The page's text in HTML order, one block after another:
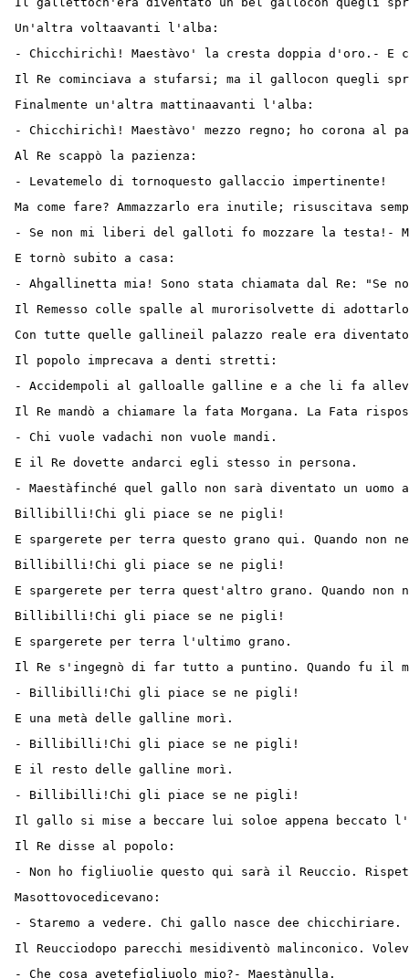
Un'altra voltaavanti l'alba:
- Chicchirichì! Maestàvo' la cresta doppia d'oro.- E
Il Re cominciava a stufarsi; ma il gallocon quegli
Finalmente un'altra mattinaavanti l'alba:
- Chicchirichì! Maestàvo' mezzo regno; ho corona al
Al Re scappò la pazienza:
- Levatemelo di tornoquesto gallaccio impertinente!
Ma come fare? Ammazzarlo era inutile; risuscitava
- Se non mi liberi del galloti fo mozzare la testa!-
E tornò subito a casa:
- Ahgallinetta mia! Sono stata chiamata dal Re:
Il Remesso colle spalle al murorisolvette di
Con tutte quelle gallineil palazzo reale era
Il popolo imprecava a denti stretti:
- Accidempoli al galloalle galline e a che li fa
Il Re mandò a chiamare la fata Morgana. La Fata
- Chi vuole vadachi non vuole mandi.
E il Re dovette andarci egli stesso in persona.
- Maestàfinché quel gallo non sarà diventato un
Billibilli!Chi gli piace se ne pigli!
E spargerete per terra questo grano qui. Quando non
Billibilli!Chi gli piace se ne pigli!
E spargerete per terra quest'altro grano. Quando non
Billibilli!Chi gli piace se ne pigli!
E spargerete per terra l'ultimo grano.
Il Re s'ingegnò di far tutto a puntino. Quando fu il
- Billibilli!Chi gli piace se ne pigli!
E una metà delle galline morì.
- Billibilli!Chi gli piace se ne pigli!
E il resto delle galline morì.
- Billibilli!Chi gli piace se ne pigli!
Il gallo si mise a beccare lui soloe appena
Il Re disse al popolo:
- Non ho figliuolie questo qui sarà il Reuccio.
Masottovocedicevano:
- Staremo a vedere. Chi gallo nasce dee chicchiriare.
Il Reucciodopo parecchi mesidiventò malinconico.
- Che cosa avetefigliuolo mio?- Maestànulla.